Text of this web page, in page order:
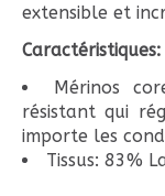
extensible et
Caractéristiques:
Mérinos
résistant qui
importe les
Tissus: 83%